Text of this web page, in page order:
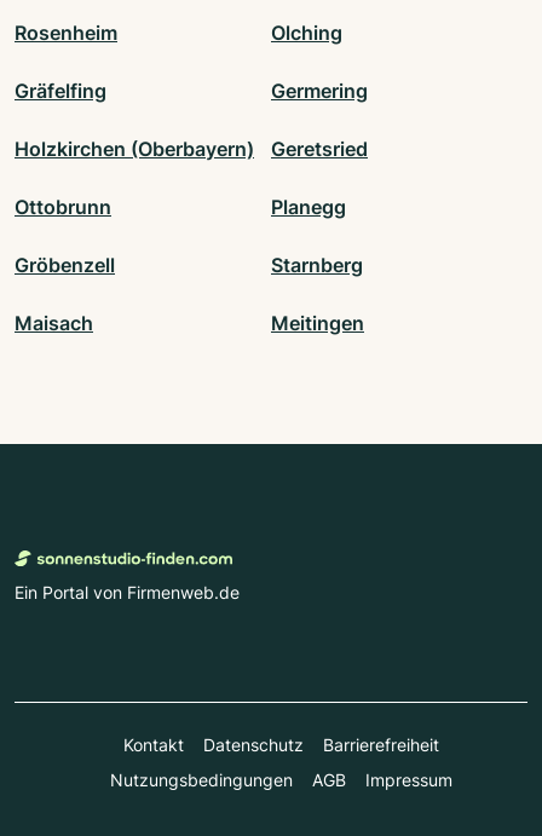
Rosenheim Olching
Gräfelfing Germering
Holzkirchen (Oberbayern) Geretsried
Ottobrunn Planegg
Gröbenzell Starnberg
Maisach Meitingen
Ein Portal von Firmenweb.de
Kontakt Datenschutz
Barrierefreiheit
Nutzungsbedingungen
AGB Impressum